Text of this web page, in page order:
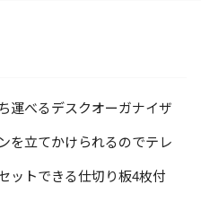
運べるデスクオーガナイザ
を立てかけられるのでテレ
ットできる仕切り板4枚付